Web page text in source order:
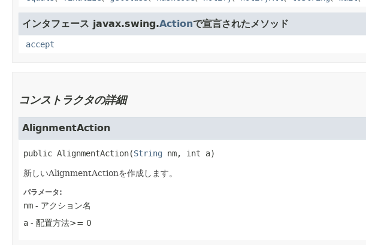
インタフェース javax.swing.Actionで宣言されたメソッド
accept
コンストラクタの詳細
AlignmentAction
public AlignmentAction​(String nm, int a)
新しいAlignmentActionを作成します。
パラメータ:
nm - アクション名
a - 配置方法>= 0